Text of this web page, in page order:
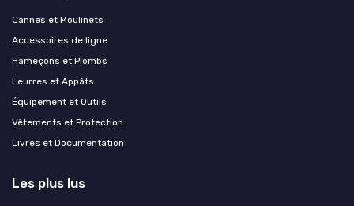
Cannes et Moulinets
Accessoires de ligne
Hameçons et Plombs
Leurres et Appâts
Équipement et Outils
Vêtements et Protection
Livres et Documentation
Les plus lus